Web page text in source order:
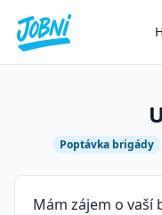
Poptávka brigády
Mám zájem o vaší